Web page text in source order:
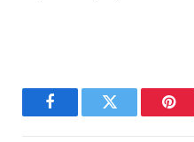
FacebookTwitter